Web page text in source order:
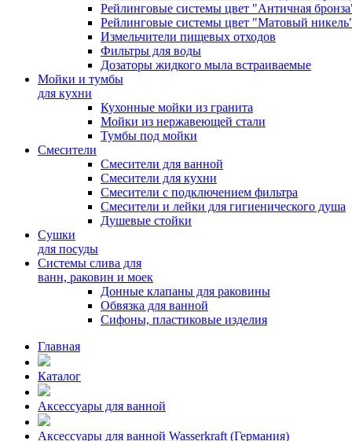
Рейлинговые системы цвет "Античная
Рейлинговые системы цвет "Матовый
Измельчители пищевых отходов
Фильтры для воды
Дозаторы жидкого мыла встраиваемые
Мойки и тумбы
для кухни
Кухонные мойки из гранита
Мойки из нержавеющей стали
Тумбы под мойки
Смесители
Смесители для ванной
Смесители для кухни
Смесители с подключением фильтра
Cмесители и лейки для гигиенического душа
Душевые стойки
Сушки
для посуды
Системы слива для
ванн, раковин и моек
Донные клапаны для раковины
Обвязка для ванной
Сифоны, пластиковые изделия
Главная
Каталог
Аксессуары для ванной
Аксессуары для ванной Wasserkraft (Германия)